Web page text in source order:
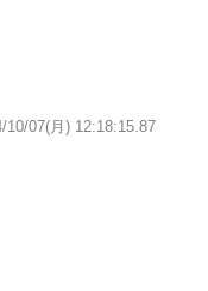
10/07(月) 12:18:15.87